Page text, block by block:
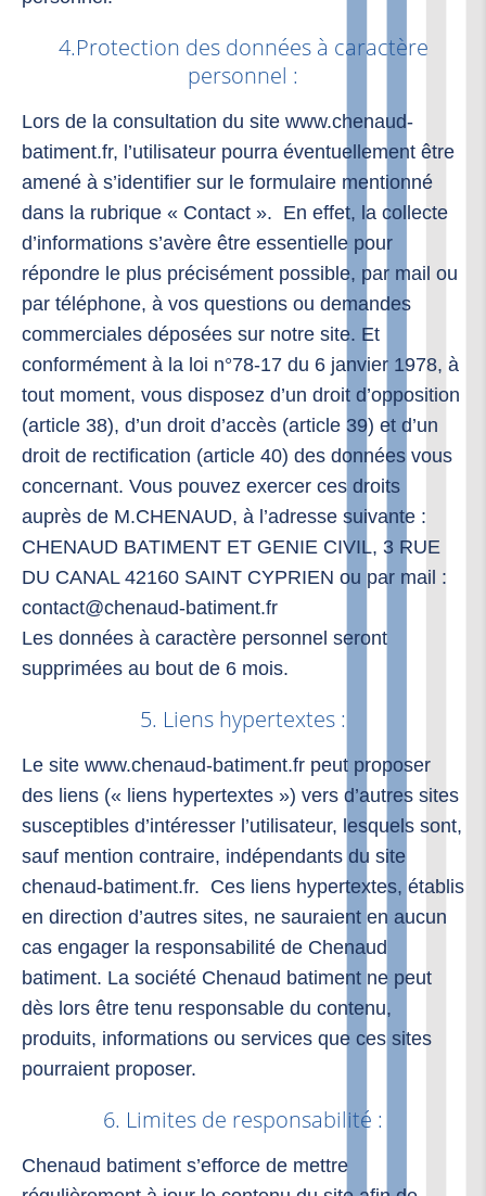
4.Protection des données à caractère
personnel :
Lors de la consultation du site www.chenaud-
batiment.fr, l’utilisateur pourra éventuellement être
amené à s’identifier sur le formulaire mentionné
dans la rubrique « Contact ». En effet, la collecte
d’informations s’avère être essentielle pour
répondre le plus précisément possible, par mail ou
par téléphone, à vos questions ou demandes
commerciales déposées sur notre site. Et
conformément à la loi n°78-17 du 6 janvier 1978, à
tout moment, vous disposez d’un droit d’opposition
(article 38), d’un droit d’accès (article 39) et d’un
droit de rectification (article 40) des données vous
concernant. Vous pouvez exercer ces droits
auprès de M.CHENAUD, à l’adresse suivante :
CHENAUD BATIMENT ET GENIE CIVIL, 3 RUE
DU CANAL 42160 SAINT CYPRIEN ou par mail :
contact@chenaud-batiment.fr
Les données à caractère personnel seront
supprimées au bout de 6 mois.
5. Liens hypertextes :
Le site www.chenaud-batiment.fr peut proposer
des liens (« liens hypertextes ») vers d’autres sites
susceptibles d’intéresser l’utilisateur, lesquels sont,
sauf mention contraire, indépendants du site
chenaud-batiment.fr. Ces liens hypertextes, établis
en direction d’autres sites, ne sauraient en aucun
cas engager la responsabilité de Chenaud
batiment. La société Chenaud batiment ne peut
dès lors être tenu responsable du contenu,
produits, informations ou services que ces sites
pourraient proposer.
6. Limites de responsabilité :
Chenaud batiment s’efforce de mettre